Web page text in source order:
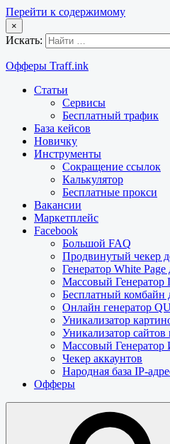
Перейти к содержимому
×
Искать:
Офферы Traff.ink
Статьи
Сервисы
Бесплатный трафик
База кейсов
Новичку
Инструменты
Сокращение ссылок
Калькулятор
Бесплатные прокси
Вакансии
Маркетплейс
Facebook
Большой FAQ
Продвинутый чекер
Генератор White
Массовый Генератор
Бесплатный комбайн
Онлайн генератор
Уникализатор
Уникализатор
Массовый
Чекер аккаунтов
Народная база IP-
Офферы